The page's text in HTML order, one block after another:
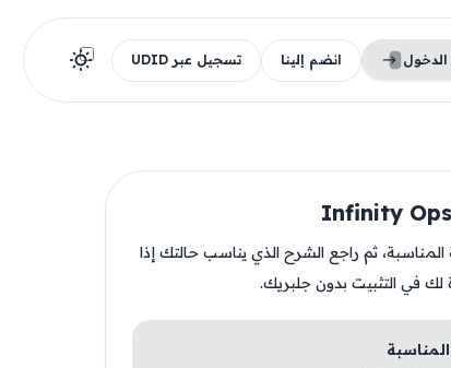
انضم إلينا تسجيل عبر UDID
المناسبة، ثم راجع الشرح الذي يناسب حالتك إذا
في التثبيت بدون جلبريك.